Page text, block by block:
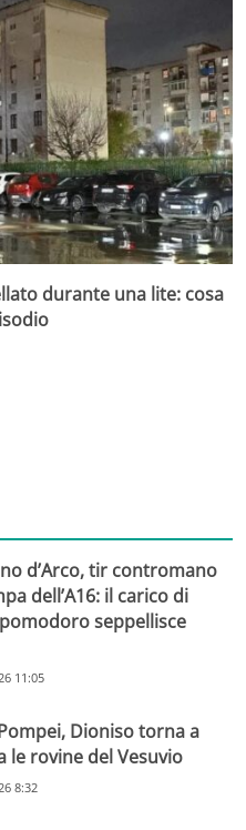
durante una lite: cosa
d’Arco, tir contromano
dell’A16: il carico di
seppellisce
11:05
Dioniso torna a
le rovine del Vesuvio
8:32